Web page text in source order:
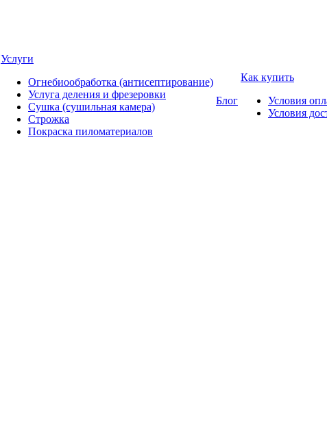
Услуги
Огнебиообработка (антисептирование)
Услуга деления и фрезеровки
Сушка (сушильная камера)
Строжка
Покраска пиломатериалов
Блог
Как купить
Условия
Условия